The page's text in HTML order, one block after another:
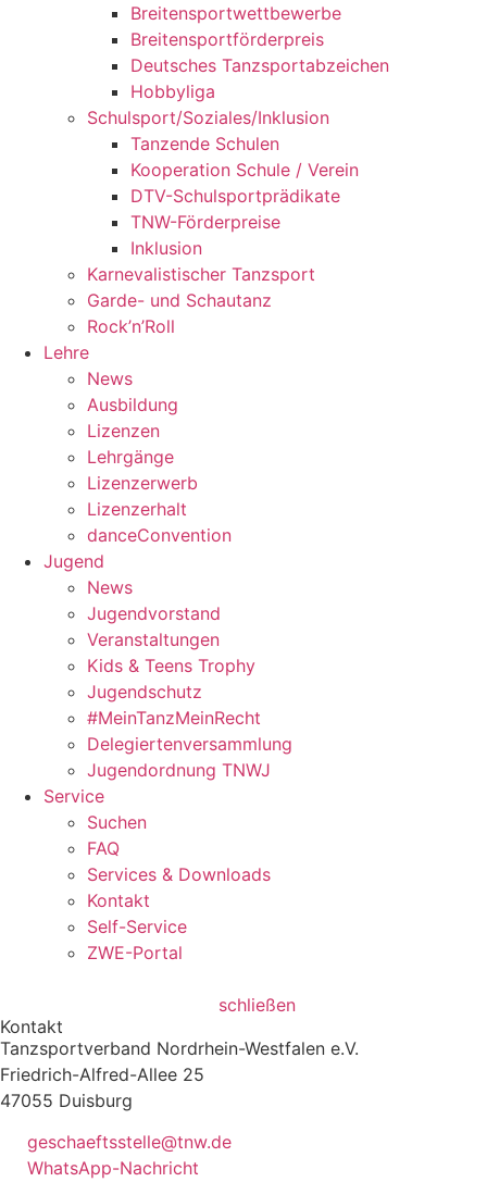
Breitensportwettbewerbe
Breitensportförderpreis
Deutsches Tanzsportabzeichen
Hobbyliga
Schulsport/Soziales/Inklusion
Tanzende Schulen
Kooperation Schule / Verein
DTV-Schulsportprädikate
TNW-Förderpreise
Inklusion
Karnevalistischer Tanzsport
Garde- und Schautanz
Rock’n’Roll
Lehre
News
Ausbildung
Lizenzen
Lehrgänge
Lizenzerwerb
Lizenzerhalt
danceConvention
Jugend
News
Jugendvorstand
Veranstaltungen
Kids & Teens Trophy
Jugendschutz
#MeinTanzMeinRecht
Delegiertenversammlung
Jugendordnung TNWJ
Service
Suchen
FAQ
Services & Downloads
Kontakt
Self-Service
ZWE-Portal
schließen
Kontakt
Tanzsportverband Nordrhein-Westfalen e.V.
Friedrich-Alfred-Allee 25
47055 Duisburg
geschaeftsstelle@tnw.de
WhatsApp-Nachricht